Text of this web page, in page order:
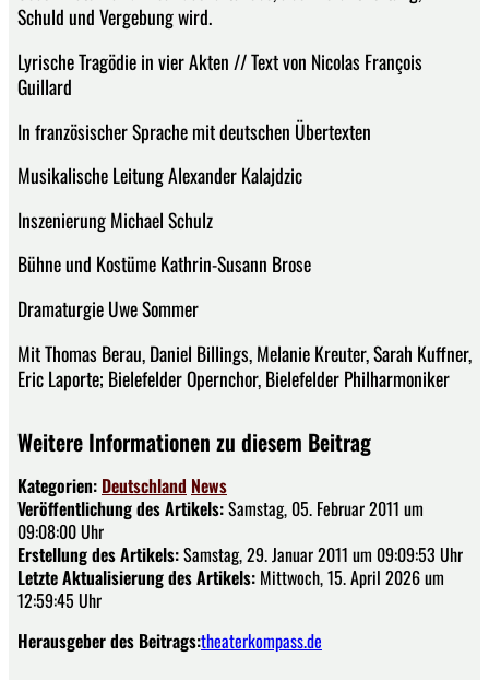
Schuld und Vergebung wird.
Lyrische Tragödie in vier Akten // Text von Nicolas François
Guillard
In französischer Sprache mit deutschen Übertexten
Musikalische Leitung Alexander Kalajdzic
Inszenierung Michael Schulz
Bühne und Kostüme Kathrin-Susann Brose
Dramaturgie Uwe Sommer
Mit Thomas Berau, Daniel Billings, Melanie Kreuter, Sarah Kuffner,
Eric Laporte; Bielefelder Opernchor, Bielefelder Philharmoniker
Weitere Informationen zu diesem Beitrag
Kategorien: Deutschland News
Veröffentlichung des Artikels:Samstag, 05. Februar 2011 um
09:08:00 Uhr
Erstellung des Artikels:Samstag, 29. Januar 2011 um 09:09:53 Uhr
Letzte Aktualisierung des Artikels: Mittwoch, 15. April 2026 um
12:59:45 Uhr
Herausgeber des Beitrags:theaterkompass.de